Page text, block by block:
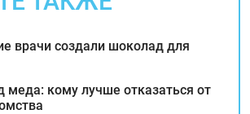
врачи создали шоколад для
меда: кому лучше отказаться от